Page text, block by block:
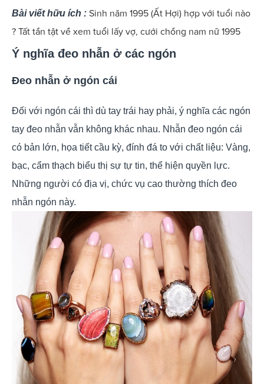
Bài viết hữu ích : Sinh năm 1995 (Ất Hợi) hợp với tuổi nào
? Tất tần tật về xem tuổi lấy vợ, cưới chồng nam nữ 1995
Ý nghĩa đeo nhẫn ở các ngón
Đeo nhẫn ở ngón cái
Đối với ngón cái thì dù tay trái hay phải, ý nghĩa các ngón
tay đeo nhẫn vẫn không khác nhau. Nhẫn đeo ngón cái
có bản lớn, họa tiết cầu kỳ, đính đá to với chất liệu: Vàng,
bạc, cẩm thạch biểu thị sự tự tin, thể hiện quyền lực.
Những người có địa vị, chức vụ cao thường thích đeo
nhẫn ngón này.